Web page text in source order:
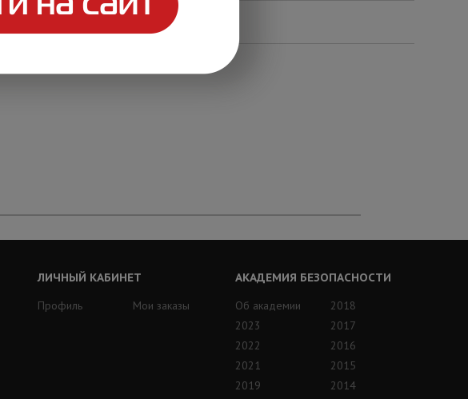
ЛИЧНЫЙ КАБИНЕТ
Профиль
Мои заказы
АКАДЕМИЯ БЕЗОПАСНОСТИ
Об академии
2023
2022
2021
2019
2018
2017
2016
2015
2014